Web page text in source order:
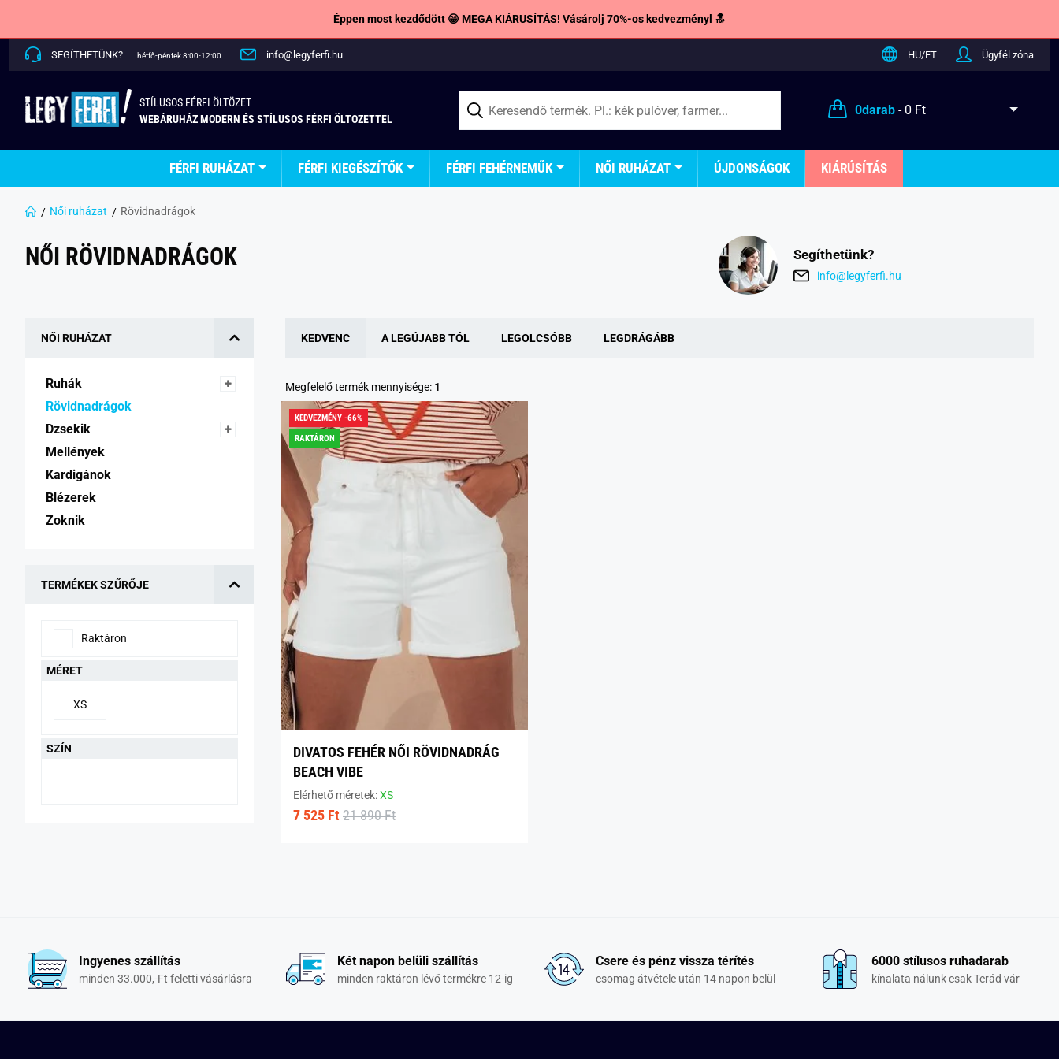
Éppen most kezdődött 😁 MEGA KIÁRUSÍTÁS! Vásárolj 70%-os kedvezményl 🔝
SEGÍTHETÜNK? hétfő-péntek 8:00-12:00 info@legyferfi.hu HU/FT Ügyfél zóna
STÍLUSOS FÉRFI ÖLTÖZET
WEBÁRUHÁZ MODERN ÉS STÍLUSOS FÉRFI ÖLTOZETTEL
0darab- 0 Ft
FÉRFI RUHÁZAT FÉRFI KIEGÉSZÍTŐK FÉRFI FEHÉRNEMŰK NŐI RUHÁZAT ÚJDONSÁGOK KIÁRÚSÍTÁS
Női ruházat Rövidnadrágok
NŐI RÖVIDNADRÁGOK Segíthetünk?
info@legyferfi.hu
NŐI RUHÁZAT
Ruhák
Rövidnadrágok
Dzsekik
Mellények
Kardigánok
Blézerek
Zoknik
TERMÉKEK SZŰRŐJE
Raktáron
MÉRET
XS
SZÍN
KEDVENC A LEGÚJABB TÓL LEGOLCSÓBB LEGDRÁGÁBB
Megfelelő termék mennyisége: 1
KEDVEZMÉNY -66%
RAKTÁRON
DIVATOS FEHÉR NŐI RÖVIDNADRÁG
BEACH VIBE
Elérhető méretek:XS
7 525 Ft 21 890 Ft
Ingyenes szállítás
minden 33.000,-Ft feletti vásárlásra
Két napon belüli szállítás
minden raktáron lévő termékre 12-ig
Csere és pénz vissza térítés
csomag átvétele után 14 napon belül
6000 stílusos ruhadarab
kínalata nálunk csak Terád vár